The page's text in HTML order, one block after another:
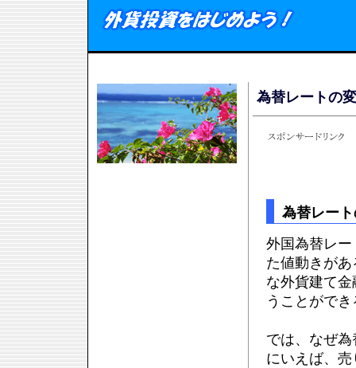
為替レートの
為替レー
外国為替レ
た値動きが
な外貨建て
うことがで
では、なぜ
にいえば、